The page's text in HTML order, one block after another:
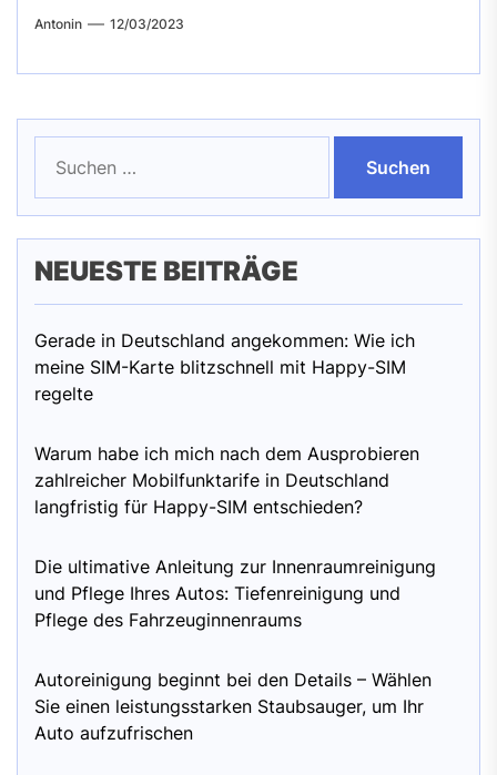
Antonin 12/03/2023
nach:
NEUESTE BEITRÄGE
Gerade in Deutschland angekommen: Wie ich
meine SIM-Karte blitzschnell mit Happy-SIM
regelte
Warum habe ich mich nach dem Ausprobieren
zahlreicher Mobilfunktarife in Deutschland
langfristig für Happy-SIM entschieden?
Die ultimative Anleitung zur Innenraumreinigung
und Pflege Ihres Autos: Tiefenreinigung und
Pflege des Fahrzeuginnenraums
Autoreinigung beginnt bei den Details – Wählen
Sie einen leistungsstarken Staubsauger, um Ihr
Auto aufzufrischen